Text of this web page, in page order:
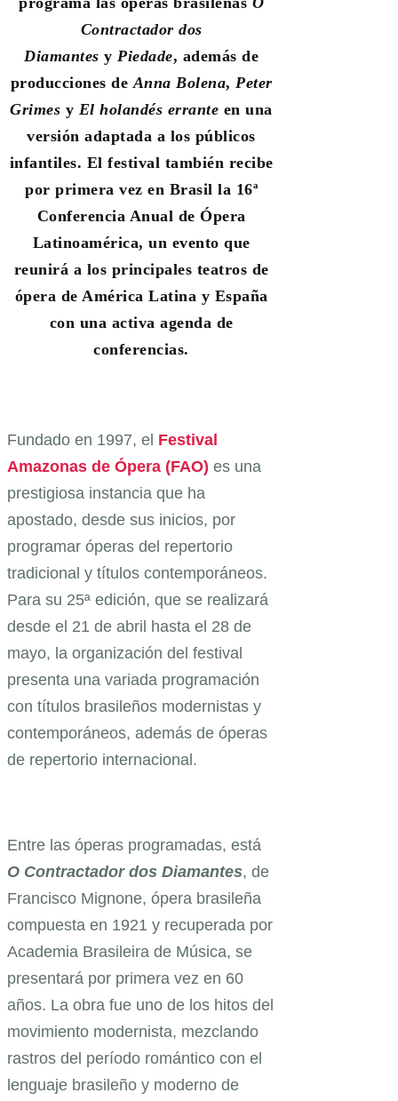
Contractador dos
Diamantesy Piedade, además de
producciones de Anna Bolena, Peter
Grimes y El holandés errante en una
versión adaptada a los públicos
infantiles. El festival también recibe
por primera vez en Brasil la 16ª
Conferencia Anual de Ópera
Latinoamérica, un evento que
reunirá a los principales teatros de
ópera de América Latina y España
con una activa agenda de
conferencias.
Fundado en 1997, el Festival
Amazonas de Ópera (FAO) es una
prestigiosa instancia que ha
apostado, desde sus inicios, por
programar óperas del repertorio
tradicional y títulos contemporáneos.
Para su 25ª edición, que se realizará
desde el 21 de abril hasta el 28 de
mayo, la organización del festival
presenta una variada programación
con títulos brasileños modernistas y
contemporáneos, además de óperas
de repertorio internacional.
Entre las óperas programadas, está
O Contractador dos Diamantes, de
Francisco Mignone, ópera brasileña
compuesta en 1921 y recuperada por
Academia Brasileira de Música, se
presentará por primera vez en 60
años. La obra fue uno de los hitos del
movimiento modernista, mezclando
rastros del período romántico con el
lenguaje brasileño y moderno de